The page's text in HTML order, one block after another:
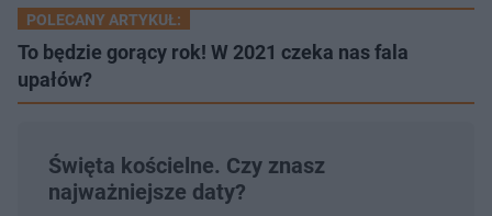
POLECANY ARTYKUŁ:
To będzie gorący rok! W 2021 czeka nas fala
upałów?
Święta kościelne. Czy znasz
najważniejsze daty?